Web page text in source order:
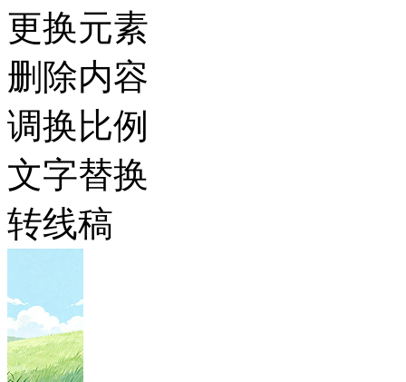
更换元素
删除内容
调换比例
文字替换
转线稿